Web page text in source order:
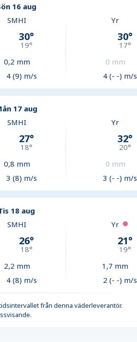
16 aug
SMHI
30°
19°
0,2 mm
4 (9) m/s
Yr
30°
17°
0 mm
4 (- -) m/s
17 aug
SMHI
27°
18°
0,8 mm
3 (8) m/s
Yr
32°
20°
0 mm
3 (- -) m/s
18 aug
SMHI
26°
18°
2,2 mm
4 (8) m/s
Yr
21°
19°
1,7 mm
2 (- -) m/s
från denna väderleverantör.